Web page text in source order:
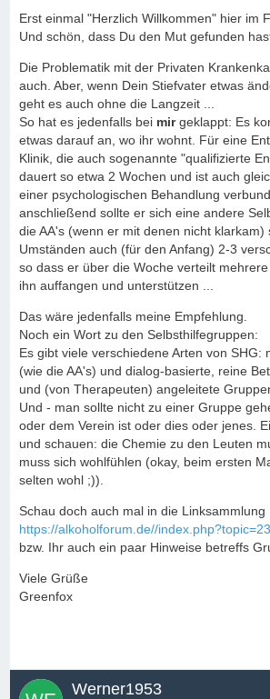
Erst einmal "Herzlich Willkommen" hier im
Und schön, dass Du den Mut gefunden hast
Die Problematik mit der Privaten
auch. Aber, wenn Dein Stiefvater etwas
geht es auch ohne die Langzeit ...
So hat es jedenfalls bei mirgeklappt: Es
etwas darauf an, wo ihr wohnt. Für eine
Klinik, die auch sogenannte "qualifizierte
dauert so etwa 2 Wochen und ist auch
einer psychologischen Behandlung
anschließend sollte er sich eine andere
die AA's (wenn er mit denen nicht klarkam)
Umständen auch (für den Anfang) 2-3
so dass er über die Woche verteilt
ihn auffangen und unterstützen ...
Das wäre jedenfalls meine Empfehlung.
Noch ein Wort zu den Selbsthilfegruppen:
Es gibt viele verschiedene Arten von SHG:
(wie die AA's) und dialog-basierte, reine
und (von Therapeuten) angeleitete
Und - man sollte nicht zu einer Gruppe
oder dem Verein ist oder dies oder jenes.
und schauen: die Chemie zu den Leuten
muss sich wohlfühlen (okay, beim ersten
selten wohl ;)).
Schau doch auch mal in die Linksammlung
https://alkoholforum.de//
bzw. Ihr auch ein paar Hinweise betreffs
Viele Grüße
Greenfox
Werner1953